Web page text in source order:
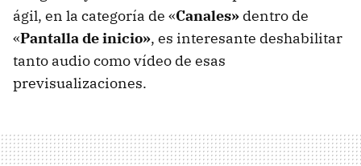
ágil, en la categoría de «Canales» dentro de
«Pantalla de inicio», es interesante deshabilitar
tanto audio como vídeo de esas
previsualizaciones.